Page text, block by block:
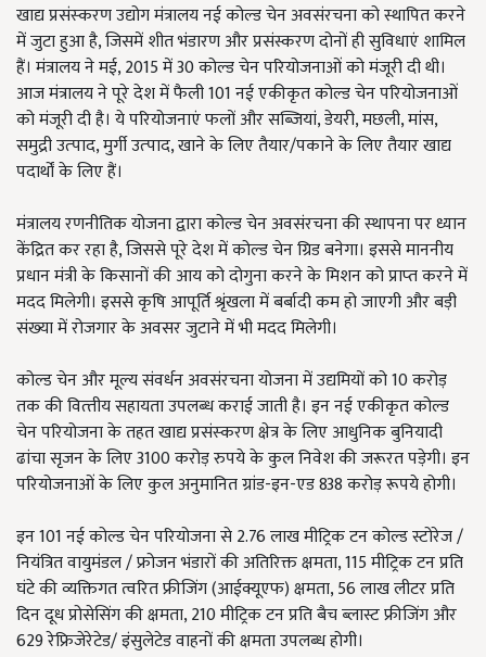
खाद्य प्रसंस्‍करण उद्योग मंत्रालय नई कोल्‍ड चेन अवसंरचना को स्थापित करने
में जुटा हुआ है, जिसमें शीत भंडारण और प्रसंस्करण दोनों ही सुविधाएं शामिल
हैं। मंत्रालय ने मई, 2015 में 30 कोल्‍ड चेन परियोजनाओं को मंजूरी दी थी।
आज मंत्रालय ने पूरे देश में फैली 101 नई एकीकृत कोल्‍ड चेन परियोजनाओं
को मंजूरी दी है। ये परियोजनाएं फलों और सब्जियां, डेयरी, मछली, मांस,
समुद्री उत्‍पाद, मुर्गी उत्‍पाद, खाने के लिए तैयार/पकाने के लिए तैयार खाद्य
पदार्थों के लिए हैं।
मंत्रालय रणनीतिक योजना द्वारा कोल्‍ड चेन अवसंरचना की स्‍थापना पर ध्यान
केंद्रित कर रहा है, जिससे पूरे देश में कोल्‍ड चेन ग्रिड बनेगा। इससे माननीय
प्रधान मंत्री के किसानों की आय को दोगुना करने के मिशन को प्राप्‍त करने में
मदद मिलेगी। इससे कृषि आपूर्ति श्रृंखला में बर्बादी कम हो जाएगी और बड़ी
संख्‍या में रोजगार के अवसर जुटाने में भी मदद मिलेगी।
कोल्ड चेन और मूल्य संवर्धन अवसंरचना योजना में उद्यमियों को 10 करोड़
तक की वित्‍तीय सहायता उपलब्‍ध कराई जाती है। इन नई एकीकृत कोल्‍ड
चेन परियोजना के तहत खाद्य प्रसंस्‍करण क्षेत्र के लिए आधुनिक बुनियादी
ढांचा सृजन के लिए 3100 करोड़ रुपये के कुल निवेश की जरूरत पड़ेगी। इन
परियोजनाओं के लिए कुल अनुमानित ग्रांड-इन-एड 838 करोड़ रूपये होगी।
इन 101 नई कोल्ड चेन परियोजना से 2.76 लाख मीट्रिक टन कोल्ड स्टोरेज /
नियंत्रित वायुमंडल / फ्रोजन भंडारों की अतिरिक्त क्षमता, 115 मीट्रिक टन प्रति
घंटे की व्यक्तिगत त्वरित फ्रीजिंग (आईक्यूएफ) क्षमता, 56 लाख लीटर प्रति
दिन दूध प्रोसेसिंग की क्षमता, 210 मीट्रिक टन प्रति बैच ब्लास्ट फ्रीजिंग और
629 रेफ्रिजेरेटेड/ इंसुलेटेड वाहनों की क्षमता उपलब्‍ध होगी।